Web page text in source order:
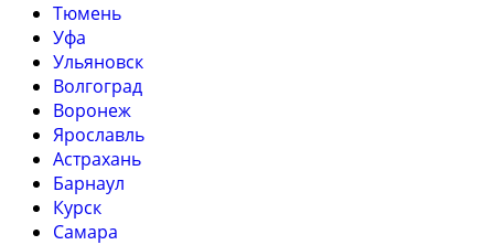
Тюмень
Уфа
Ульяновск
Волгоград
Воронеж
Ярославль
Астрахань
Барнаул
Курск
Самара